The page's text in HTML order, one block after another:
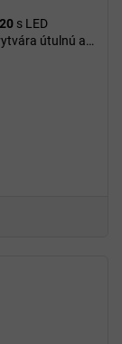
s LED
útulnú a